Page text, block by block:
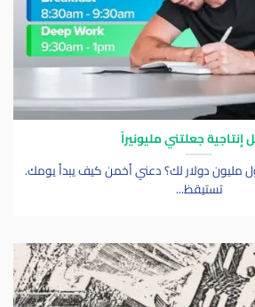
مليون دولار لك؟ دعني أخمن كيف يبدأ يومك.
تستيقظ...